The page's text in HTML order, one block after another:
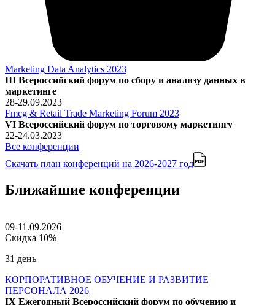
Marketing Data Analytics 2023
III Всероссийский форум по сбору и анализу данных в
маркетинге
28-29.09.2023
Fmcg & Retail Trade Marketing Forum 2023
VI Всероссийский форум по торговому маркетингу
22-24.03.2023
Все конференции
Скачать план конференций на 2026-2027 год
Ближайшие конференции
09-11.09.2026
Скидка 10%
31 день
КОРПОРАТИВНОЕ ОБУЧЕНИЕ И РАЗВИТИЕ
ПЕРСОНАЛА 2026
IX Ежегодный Всероссийский форум по обучению и